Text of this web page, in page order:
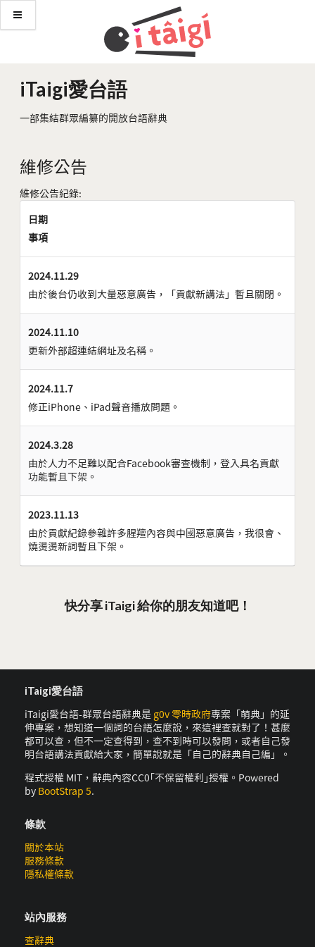
iTaigi愛台語
一部集結群眾編纂的開放台語辭典
維修公告
維修公告紀錄:
日期
事項
2024.11.29
由於後台仍收到大量惡意廣告，「貢獻新講法」暫且關閉。
2024.11.10
更新外部超連結網址及名稱。
2024.11.7
修正iPhone、iPad聲音播放問題。
2024.3.28
由於人力不足難以配合Facebook審查機制，登入具名貢獻
功能暫且下架。
2023.11.13
由於貢獻紀錄參雜許多腥羶內容與中國惡意廣告，我很會、
燒燙燙新詞暫且下架。
快分享 iTaigi 給你的朋友知道吧！
iTaigi愛台語
iTaigi愛台語-群眾台語辭典是 g0v 零時政府專案「萌典」的延
伸專案，想知道一個詞的台語怎麼說，來這裡查就對了！甚麼
都可以查，但不一定查得到，查不到時可以發問，或者自己發
明台語講法貢獻給大家，簡單說就是「自己的辭典自己編」。
程式授權 MIT，辭典內容CC0｢不保留權利｣授權。Powered
by BootStrap 5.
條款
關於本站
服務條款
隱私權條款
站內服務
查辭典